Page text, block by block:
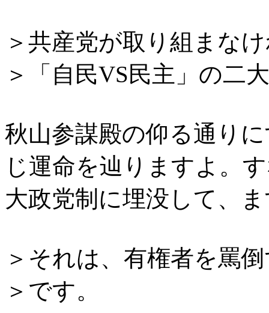
＞共産党が取り組まな
＞「自民VS民主」の二
秋山参謀殿の仰る通り
じ運命を辿りますよ。
大政党制に埋没して、
＞それは、有権者を罵
＞です。